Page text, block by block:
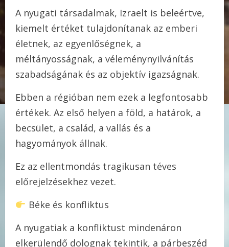
A nyugati társadalmak, Izraelt is beleértve,
kiemelt értéket tulajdonítanak az emberi
életnek, az egyenlőségnek, a
méltányosságnak, a véleménynyilvánítás
szabadságának és az objektív igazságnak.
Ebben a régióban nem ezek a legfontosabb
értékek. Az első helyen a föld, a határok, a
becsület, a család, a vallás és a
hagyományok állnak.
Ez az ellentmondás tragikusan téves
előrejelzésekhez vezet.
Béke és konfliktus
A nyugatiak a konfliktust mindenáron
elkerülendő dolognak tekintik, a párbeszéd